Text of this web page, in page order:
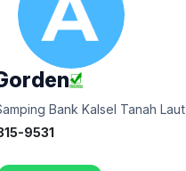
Bank Kalsel Tanah Laut,
9531